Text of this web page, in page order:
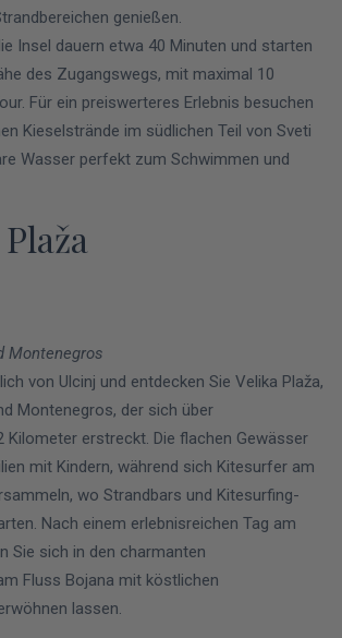
genießen.
Insel dauern etwa 40 Minuten und starten
des Zugangswegs, mit maximal 10
Für ein preiswerteres Erlebnis besuchen
Kieselstrände im südlichen Teil von Sveti
Wasser perfekt zum Schwimmen und
Montenegros
von Ulcinj und entdecken Sie Velika Plaža,
Montenegros, der sich über
Kilometer erstreckt. Die flachen Gewässer
mit Kindern, während sich Kitesurfer am
wo Strandbars und Kitesurfing-
Nach einem erlebnisreichen Tag am
Sie sich in den charmanten
Fluss Bojana mit köstlichen
lassen.